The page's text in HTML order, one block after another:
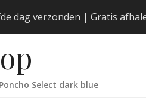
dag verzonden | Gratis
Select dark blue